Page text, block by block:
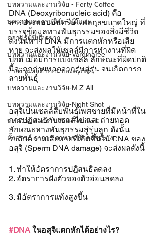
บทความและงานวิจัย - Ferty Coffee
บความและงานวิจัย- นมแพะ
ความรู้ผู้มีบุตรยาก
บทความและงานวิจัย-Varginaree
รายงานผลตัวอ่อนของครูก้อย
บทความและงานวิจัย-M Z All
บทความและงานวิจัย-Night Shot
บทความและงานวิจัย-Ferti9oil
ตั้งครรภ์ อาการ อาหาร ข้อควรระวัง
DNA (Deoxyribonucleic acid) คือ
สารประกอบอินทรีย์โมเลกุลขนาดใหญ่ ที่
บรรจุข้อมูลทางพันธุกรรมของสิ่งมีชีวิต
ดังนั้นหาก DNA มีการแตกหักหรือเสีย
หาย จะส่งผลให้เซลล์มีการทำงานที่ผิด
ปกติ เมื่อมีการแบ่งเซลล์ ลักษณะที่ผิดปกติ
นี้จะถูกถ่ายทอดจากรุ่นสู่รุ่น จนเกิดการก
ลายพันธุ์
อสุจิเป็นเซลล์สืบพันธุ์เพศชายที่มีหน้าที่ใน
การปฏิสนธิกับเซลล์ไข่ และถ่ายทอด
ลักษณะทางพันธุกรรมสู่รุ่นลูก ดังนั้น
ระดับความเสียหายที่เกิดขึ้นใน DNA ของ
อสุจิ (Sperm DNA damage) จะส่งผลดังนี้
1. ทำให้อัตราการปฎิสนธิลดลง
2. อัตราการฝังตัวของตัวอ่อนลดลง
3. มีอัตราการแท้งสูงขึ้น
#DNA ในอสุจิแตกหักได้อย่างไร?